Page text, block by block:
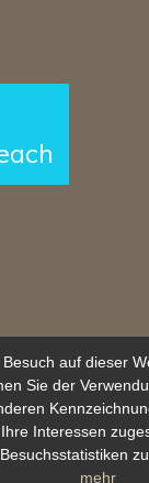
auf dieser
Sie der
Interessen
mehr